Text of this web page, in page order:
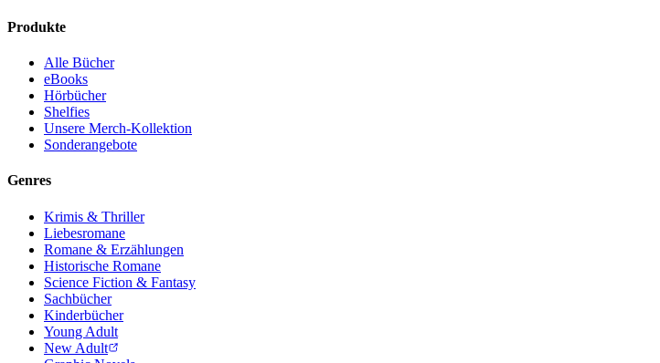
Produkte
Alle Bücher
eBooks
Hörbücher
Shelfies
Unsere Merch-Kollektion
Sonderangebote
Genres
Krimis & Thriller
Liebesromane
Romane & Erzählungen
Historische Romane
Science Fiction & Fantasy
Sachbücher
Kinderbücher
Young Adult
New Adult